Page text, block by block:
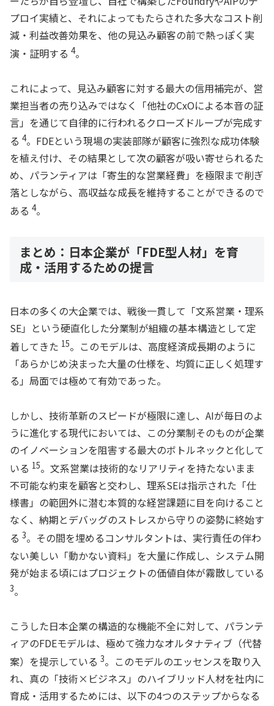
プロイ実績と、それによってもたらされた多大なコスト削
減・利益改善効果を、他の見込み顧客の前で熱っぽく実
演・証明する 4。
これによって、見込み顧客に対する最大の信用補完が、営
業担当者の売り込みではなく「他社のCxOによる本音の証
言」を通じて自律的に行われるクローズドループが完成す
る 4。FDEという現場の実装部隊が顧客に強烈な成功体験
を植え付け、その結果として次の顧客が吸い寄せられるた
め、パランティアは「寄生的な営業経費」を極限まで削ぎ
落としながら、高収益な成長を維持することができるので
ある 4。
まとめ：日本企業が「FDE型人材」を育
成・活用するための提言
日本の多くの大企業では、戦後一貫して「文系営業・理系
SE」という硬直化した分業制が組織の基本構造として定
着してきた 15。このモデルは、高度経済成長期のように
「あらかじめ決まった大量の仕様を、均質に正しく処理す
る」局面では極めて有効であった。
しかし、技術革新のスピードが極限に達し、AIが毎日のよ
うに進化する現代においては、この分業制そのものが企業
のイノベーションを阻害する最大のボトルネックと化して
いる 15。文系営業は技術的なリアリティを持たないまま
不可能な約束を顧客と交わし、理系SEは指示された「仕
様書」の範囲外に潜む本質的な経営課題に目を向けること
なく、納期とデバッグのストレスから守りの姿勢に終始す
る 3。その間を埋めるコンサルタントは、実行責任の伴わ
ない美しい「動かない資料」を大量に作成し、システム開
発が始まる頃にはプロジェクトの価値自体が霧散している
3。
こうした日本企業の構造的な機能不全に対して、パランテ
ィアのFDEモデルは、極めて強力なオルタナティブ（代替
案）を提示している 3。このモデルのエッセンスを取り入
れ、真の「技術×ビジネス」のハイブリッド人材を社内に
育成・活用するためには、以下の4つのステップからなる